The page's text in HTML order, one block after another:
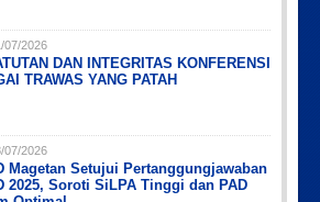
04-10_00-36-15-097
04-12_12-24-51-034
04-02_13-27-26-448
12-12.53.38
07/2026
DAN INTEGRITAS KONFERENSI
TRAWAS YANG PATAH
07/2026
Magetan Setujui Pertanggungjawaban
2025, Soroti SiLPA Tinggi dan PAD